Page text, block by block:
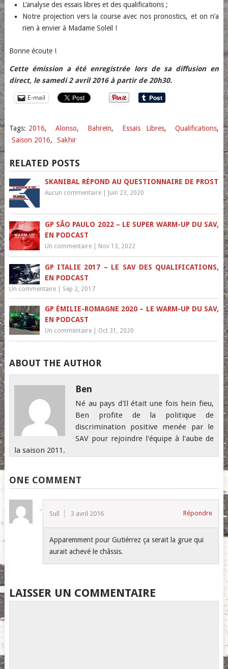
L’analyse des essais libres et des qualifications ;
Notre projection vers la course avec nos pronostics, et on n’a
rien à envier à Madame Soleil !
Bonne écoute !
Cette émission a été enregistrée lors de sa diffusion en
direct, le samedi 2 avril 2016 à partir de 20h30.
E-mail
Tags: 2016, Alonso, Bahreïn, Essais Libres, Qualifications,
Saison 2016, Sakhir
RELATED POSTS
SKANIBAL RÉPOND AU QUESTIONNAIRE DE PROST
Aucun commentaire| Juin 23, 2020
GP SÃO PAULO 2022 – LE SUPER WARM-UP DU SAV,
EN PODCAST
Un commentaire| Nov 13, 2022
GP ITALIE 2017 – LE SAV DES QUALIFICATIONS,
EN PODCAST
Un commentaire| Sep 2, 2017
GP ÉMILIE-ROMAGNE 2020 – LE WARM-UP DU SAV,
EN PODCAST
Un commentaire| Oct 31, 2020
ABOUT THE AUTHOR
Ben
Né au pays d'Il était une fois hein fieu,
Ben profite de la politique de
discrimination positive menée par le
SAV pour rejoindre l'équipe à l'aube de
la saison 2011.
ONE COMMENT
Sull 3 avril 2016 Répondre
Apparemment pour Gutiérrez ça serait la grue qui
aurait achevé le châssis.
LAISSER UN COMMENTAIRE